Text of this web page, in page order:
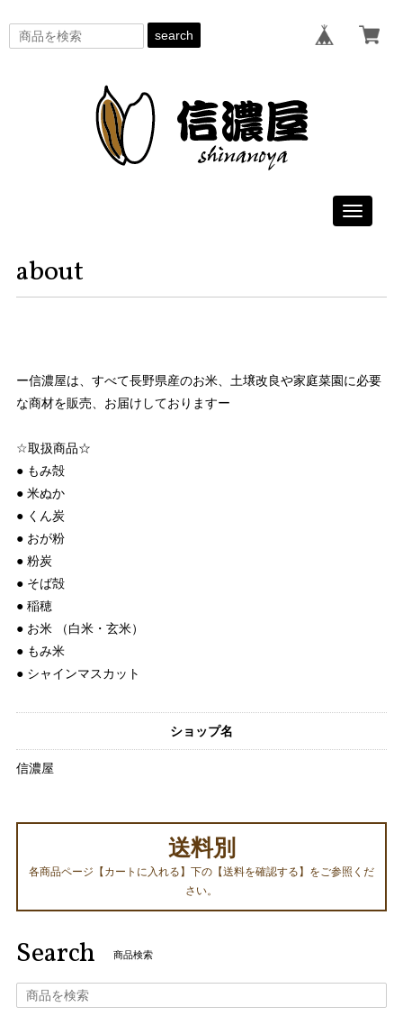
search
Toggle
about
ー信濃屋は、すべて長野県産のお米、土壌改良や家庭菜園に必要
な商材を販売、お届けしておりますー
☆取扱商品☆
● もみ殻
● 米ぬか
● くん炭
● おが粉
● 粉炭
● そば殻
● 稲穂
● お米 （白米・玄米）
● もみ米
● シャインマスカット
ショップ名
信濃屋
送料別
各商品ページ【カートに入れる】下の【送料を確認する】をご参照くだ
さい。
Search 商品検索